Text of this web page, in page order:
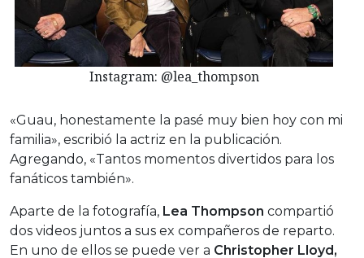
Instagram: @lea_thompson
«Guau, honestamente la pasé muy bien hoy con mi
familia», escribió la actriz en la publicación.
Agregando, «Tantos momentos divertidos para los
fanáticos también».
Aparte de la fotografía, Lea Thompson compartió
dos videos juntos a sus ex compañeros de reparto.
En uno de ellos se puede ver a Christopher Lloyd,